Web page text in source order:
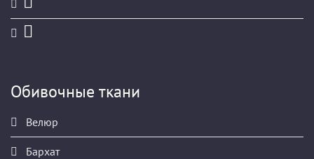
Обивочные ткани
Велюр
Бархат